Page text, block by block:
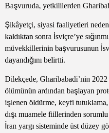
Başvuruda, yetkililerden
Şikâyetçi, siyasi faaliyetleri
kaldıktan sonra İsviçre’ye
müvekkillerinin başvurusunun
dayandığını belirtti.
Dilekçede, Gharibabadi’nin 2022
ölümünün ardından başlayan
işlenen öldürme, keyfi
dışı muamele fiillerinden
İran yargı sisteminde üst düzey